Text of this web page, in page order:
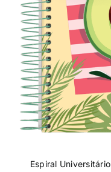
Espiral Universitário